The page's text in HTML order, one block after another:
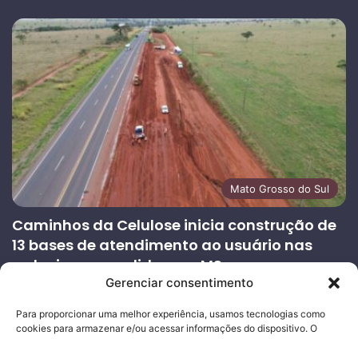
Gerenciar consentimento
Para proporcionar uma melhor experiência, usamos tecnologias como
cookies para armazenar e/ou acessar informações do dispositivo. O
Mato Grosso do Sul
Caminhos da Celulose inicia construção de
13 bases de atendimento ao usuário nas
rodovias concedidas em MS
Página
anterior
Próxima
página